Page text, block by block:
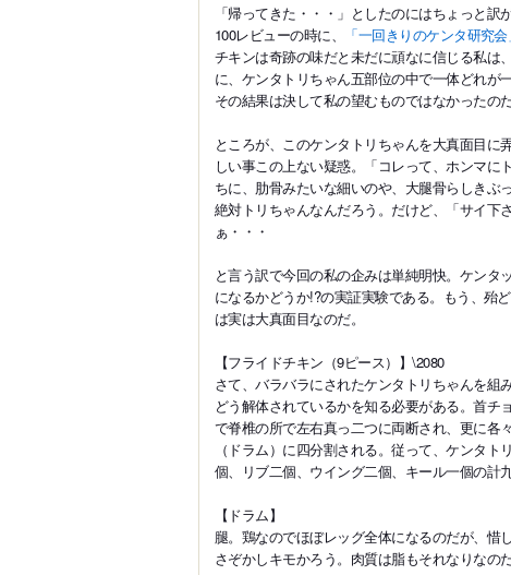
「帰ってきた・・・」としたのにはちょっと
100レビューの時に、
「一回きりのケンタ研究会
チキンは奇跡の味だと未だに頑なに信じる私は
に、ケンタトリちゃん五部位の中で一体どれが
その結果は決して私の望むものではなかったの
ところが、このケンタトリちゃんを大真面目に
しい事この上ない疑惑。「コレって、ホンマに
ちに、肋骨みたいな細いのや、大腿骨らしきぶ
絶対トリちゃんなんだろう。だけど、「サイ下
ぁ・・・
と言う訳で今回の私の企みは単純明快。ケン
になるかどうか!?の実証実験である。もう、殆
は実は大真面目なのだ。
【フライドチキン（9ピース）】\2080
さて、バラバラにされたケンタトリちゃんを組
どう解体されているかを知る必要がある。首
で脊椎の所で左右真っ二つに両断され、更に各
（ドラム）に四分割される。従って、ケンタ
個、リブ二個、ウイング二個、キール一個の計九
【ドラム】
腿。鶏なのでほぼレッグ全体になるのだが、惜
さぞかしキモかろう。肉質は脂もそれなりなの